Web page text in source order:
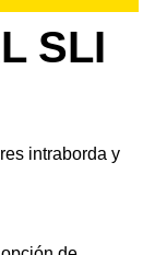
SLI
intraborda y